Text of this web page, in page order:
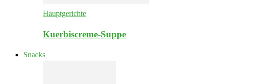
Hauptgerichte
Kuerbiscreme-Suppe
Snacks